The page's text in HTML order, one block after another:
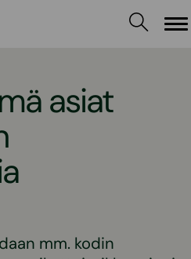
asiat
mm. kodin